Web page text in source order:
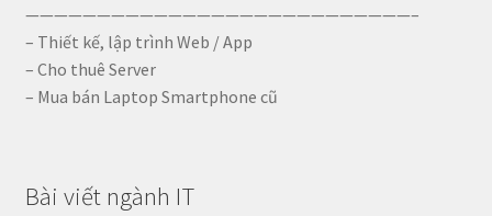
———————————————————————————–
– Thiết kế, lập trình Web / App
– Cho thuê Server
– Mua bán Laptop Smartphone cũ
Bài viết ngành IT